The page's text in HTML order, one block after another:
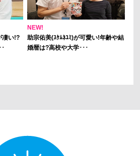
凄い!?
NEW!
助宗佑美(ｽｹﾑﾈﾕﾐ)が可愛い!年齢や結
婚暦は?高校や大学･･･